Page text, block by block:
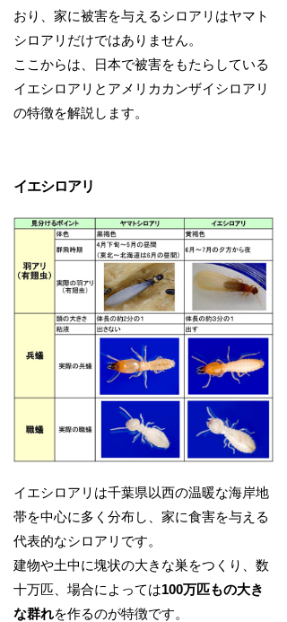
おり、家に被害を与えるシロアリはヤマト
シロアリだけではありません。
ここからは、日本で被害をもたらしている
イエシロアリとアメリカカンザイシロアリ
の特徴を解説します。
イエシロアリ
イエシロアリは千葉県以西の温暖な海岸地
帯を中心に多く分布し、家に食害を与える
代表的なシロアリです。
建物や土中に塊状の大きな巣をつくり、数
十万匹、場合によっては100万匹もの大き
な群れを作るのが特徴です。